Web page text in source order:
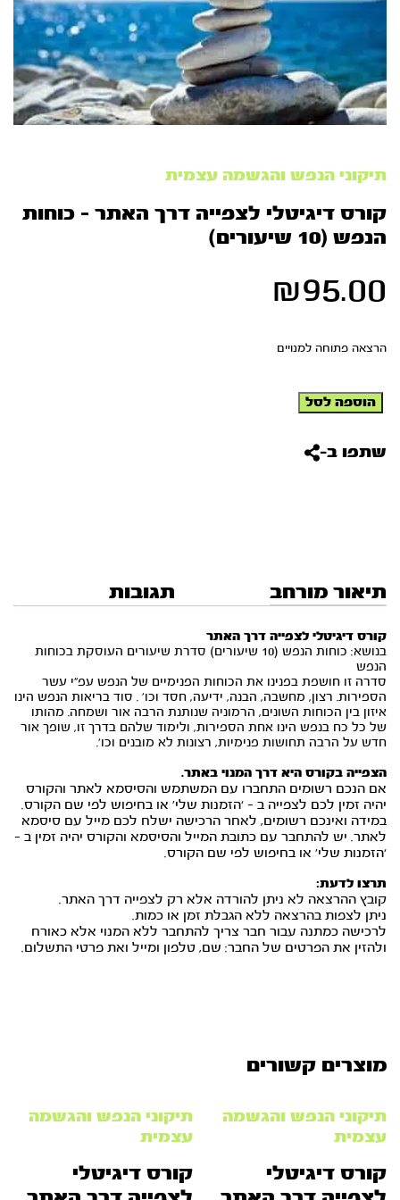
תיקוני הנפש והגשמה עצמית
קורס דיגיטלי לצפייה דרך האתר – כוחות
הנפש (10 שיעורים)
₪95.00
הרצאה פתוחה למנויים
כמות
של
דיגיטלי
הוספה לסל
שתפו ב-
תיאור מורחב תגובות
קורס דיגיטלי לצפייה דרך האתר
בנושא: כוחות הנפש (10 שיעורים) סדרת שיעורים העוסקת בכוחות
הנפש
סדרה זו חושפת בפנינו את הכוחות הפנימיים של הנפש עפ”י עשר
הספירות. רצון, מחשבה, הבנה, ידיעה, חסד וכו’ . סוד בריאות הנפש הינו
איזון בין הכוחות השונים, הרמוניה שנותנת הרבה אור ושמחה. מהותו
של כל כח בנפש הינו אחת הספירות, ולימוד שלהם בדרך זו, שופך אור
חדש על הרבה תחושות פנימיות, רצונות לא מובנים וכו’.
הצפייה בקורס היא דרך המנוי באתר.
אם הנכם רשומים התחברו עם המשתמש והסיסמא לאתר והקורס
יהיה זמין לכם לצפייה ב – ‘הזמנות שלי’ או בחיפוש לפי שם הקורס.
במידה ואינכם רשומים, לאחר הרכישה ישלח לכם מייל עם סיסמא
לאתר. יש להתחבר עם כתובת המייל והסיסמא והקורס יהיה זמין ב –
‘הזמנות שלי’ או בחיפוש לפי שם הקורס.
תרצו לדעת:
קובץ ההרצאה לא ניתן להורדה אלא רק לצפייה דרך האתר.
ניתן לצפות בהרצאה ללא הגבלת זמן או כמות.
לרכישה כמתנה עבור חבר צריך להתחבר ללא המנוי אלא כאורח
ולהזין את הפרטים של החבר: שם, טלפון ומייל ואת פרטי התשלום.
מוצרים קשורים
תיקוני הנפש והגשמה
עצמית
קורס דיגיטלי
תיקוני הנפש והגשמה
עצמית
קורס דיגיטלי